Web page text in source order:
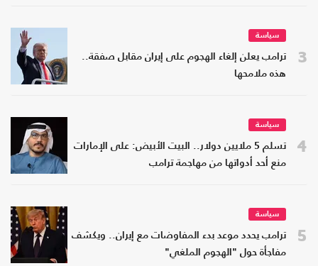
3
سياسة
ترامب يعلن إلغاء الهجوم على إيران مقابل صفقة..
هذه ملامحها
4
سياسة
تسلم 5 ملايين دولار.. البيت الأبيض: على الإمارات
منع أحد أدواتها من مهاجمة ترامب
5
سياسة
ترامب يحدد موعد بدء المفاوضات مع إيران.. ويكشف
مفاجأة حول "الهجوم الملغي"